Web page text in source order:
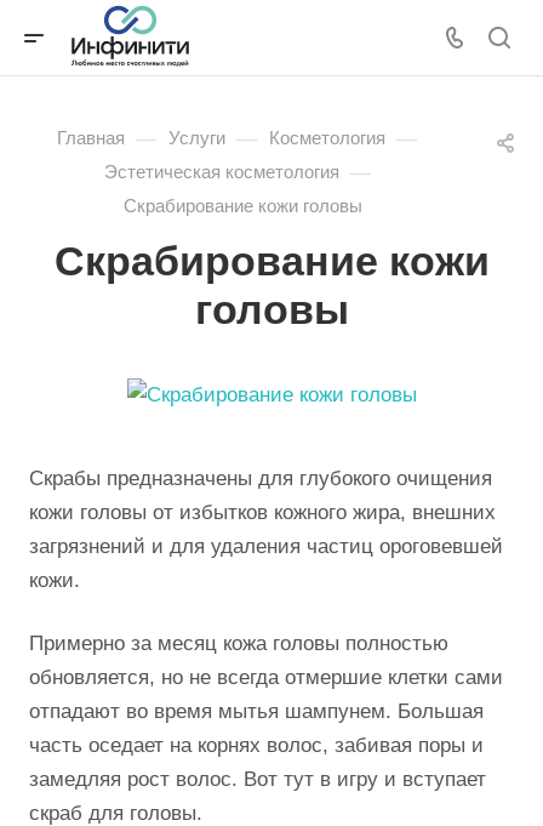
Главная — Услуги — Косметология —
Эстетическая косметология —
Скрабирование кожи головы
Скрабирование кожи
головы
Скрабы предназначены для глубокого очищения
кожи головы от избытков кожного жира, внешних
загрязнений и для удаления частиц ороговевшей
кожи.
Примерно за месяц кожа головы полностью
обновляется, но не всегда отмершие клетки сами
отпадают во время мытья шампунем. Большая
часть оседает на корнях волос, забивая поры и
замедляя рост волос. Вот тут в игру и вступает
скраб для головы.